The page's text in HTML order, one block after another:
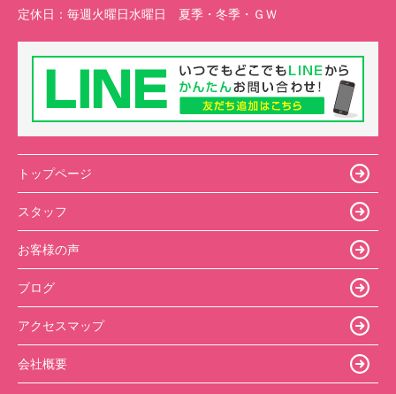
定休日： 毎週火曜日水曜日 夏季・冬季・ＧＷ
トップページ
スタッフ
お客様の声
ブログ
アクセスマップ
会社概要